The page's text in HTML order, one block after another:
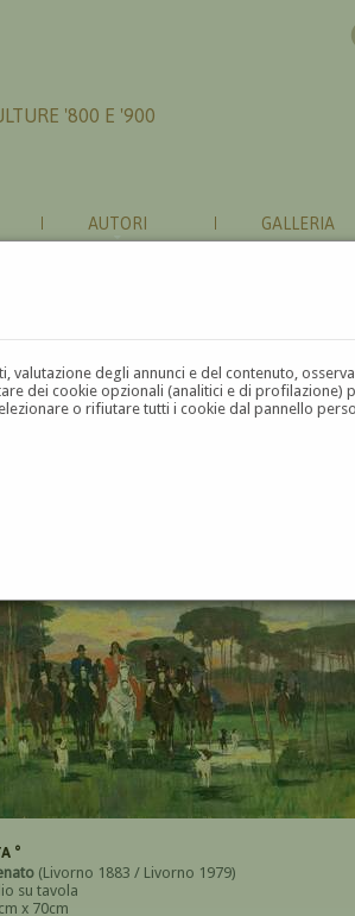
valutazione degli annunci e del contenuto,
dei cookie opzionali (analitici e di
o rifiutare tutti i cookie dal pannello
'800 E '900
AUTORI GALLERIA
K L M N O P Q R S T
°
(Livorno 1883 / Livorno 1979)
su tavola
x 70cm